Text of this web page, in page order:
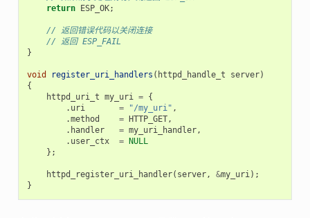
return ESP_OK;
// 返回错误代码以关闭连接
// 返回 ESP_FAIL
}
void register_uri_handlers ( httpd_handle_t server)
{
httpd_uri_t my_uri = {
. uri = "/my_uri" ,
.method = HTTP_GET,
. handler = my_uri_handler,
. user_ctx = NULL
};
httpd_register_uri_handler( server, &my_uri);
}